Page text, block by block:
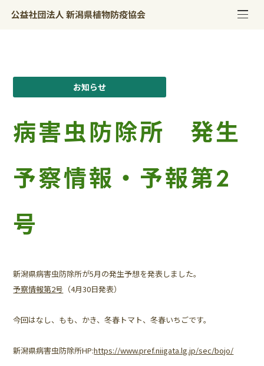
お知らせ
病害虫防除所 発生
予察情報・予報第2
号
新潟県病害虫防除所が5月の発生予想を発表しました。
予察情報第2号 （4月30日発表）
今回はなし、もも、かき、冬春トマト、冬春いちごです。
新潟県病害虫防除所HP:https://www.pref.niigata.lg.jp/sec/bojo/